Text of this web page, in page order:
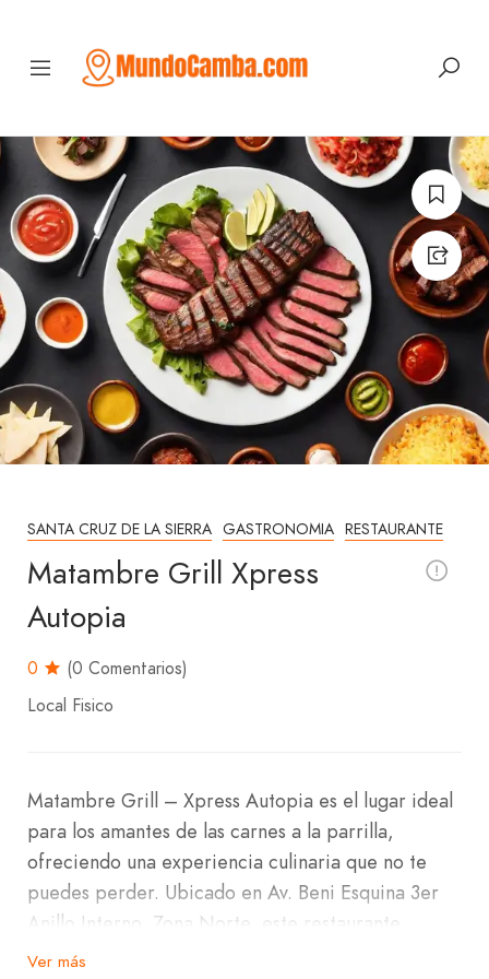
SANTA CRUZ DE LA SIERRA GASTRONOMIA RESTAURANTE
Matambre Grill Xpress
Autopia
0
(0 Comentarios)
Local Fisico
Matambre Grill – Xpress Autopia es el lugar ideal
para los amantes de las carnes a la parrilla,
ofreciendo una experiencia culinaria que no te
puedes perder. Ubicado en Av. Beni Esquina 3er
Anillo Interno, Zona Norte, este restaurante
combina la tradición del asado con un toque
Ver más